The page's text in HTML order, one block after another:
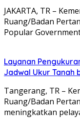
JAKARTA, TR –
Ruang/Badan
Popular
Layanan
Jadwal Ukur Tanah
Tangerang, TR –
Ruang/Badan
meningkatkan